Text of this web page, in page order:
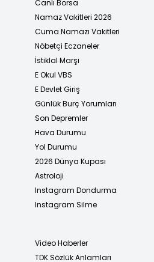
Canlı Borsa
Namaz Vakitleri 2026
Cuma Namazı Vakitleri
Nöbetçi Eczaneler
İstiklal Marşı
E Okul VBS
E Devlet Giriş
Günlük Burç Yorumları
Son Depremler
Hava Durumu
Yol Durumu
2026 Dünya Kupası
Astroloji
Instagram Dondurma
Instagram Silme
Video Haberler
TDK Sözlük Anlamları